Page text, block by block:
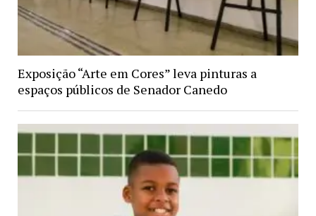
Exposição “Arte em Cores” leva pinturas a
espaços públicos de Senador Canedo